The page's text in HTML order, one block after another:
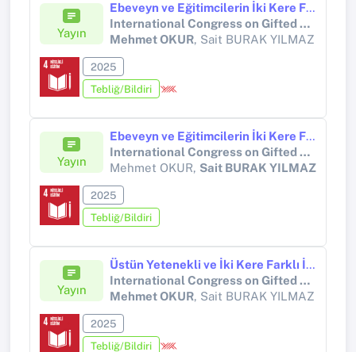
Yayın
Ebeveyn ve Eğitimcilerin İki Kere Farklı Olma Kavramına Yönelik Metaforik Algıları
International Congress on Gifted and Talented Education
Mehmet OKUR, Sait BURAK YILMAZ
2025
Tebliğ/Bildiri
Yayın
Ebeveyn ve Eğitimcilerin İki Kere Farklı Olma Kavramına Yönelik Metaforik Algıları
International Congress on Gifted and Talented Education / IGATE-2025
Mehmet OKUR, Sait BURAK YILMAZ
2025
Tebliğ/Bildiri
Yayın
Üstün Yetenekli ve İki Kere Farklı İkiz Öğrencilerin Zeka-Okuma İlişkisinin Vaka Analizi ile Karşılaştırılması
International Congress on Gifted and Talented Education
Mehmet OKUR, Sait BURAK YILMAZ
2025
Tebliğ/Bildiri